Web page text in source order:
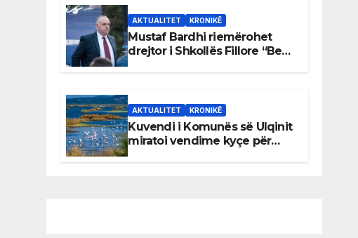
AKTUALITET KRONIKË
Mustaf Bardhi riemërohet
drejtor i Shkollës Fillore “Bedri
AKTUALITET KRONIKË
Kuvendi i Komunës së Ulqinit
miratoi vendime kyçe për